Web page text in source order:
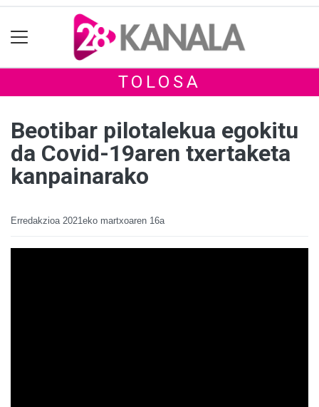
TOLOSA
Beotibar pilotalekua egokitu
da Covid-19aren txertaketa
kanpainarako
Erredakzioa 2021eko martxoaren 16a